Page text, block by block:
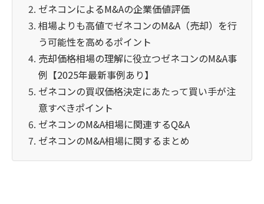
ゼネコンによるM&Aの企業価値評価
相場よりも高値でゼネコンのM&A（売却）を行
う可能性を高めるポイント
売却価格相場の理解に役立つゼネコンのM&A事
例【2025年最新事例あり】
ゼネコンの買収価格決定にあたって買い手が注
意すべきポイント
ゼネコンのM&A相場に関連するQ&A
ゼネコンのM&A相場に関するまとめ